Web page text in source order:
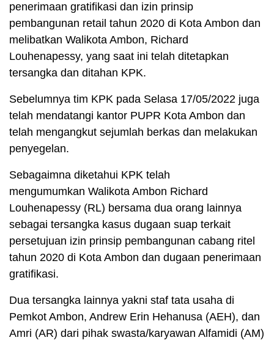
penerimaan gratifikasi dan izin prinsip
pembangunan retail tahun 2020 di Kota Ambon dan
melibatkan Walikota Ambon, Richard
Louhenapessy, yang saat ini telah ditetapkan
tersangka dan ditahan KPK.
Sebelumnya tim KPK pada Selasa 17/05/2022 juga
telah mendatangi kantor PUPR Kota Ambon dan
telah mengangkut sejumlah berkas dan melakukan
penyegelan.
Sebagaimna diketahui KPK telah
mengumumkan Walikota Ambon Richard
Louhenapessy (RL) bersama dua orang lainnya
sebagai tersangka kasus dugaan suap terkait
persetujuan izin prinsip pembangunan cabang ritel
tahun 2020 di Kota Ambon dan dugaan penerimaan
gratifikasi.
Dua tersangka lainnya yakni staf tata usaha di
Pemkot Ambon, Andrew Erin Hehanusa (AEH), dan
Amri (AR) dari pihak swasta/karyawan Alfamidi (AM)